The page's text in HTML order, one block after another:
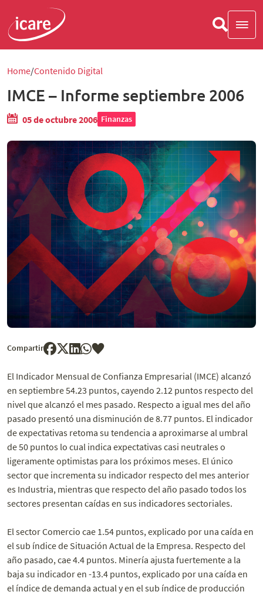
Home Contenido Digital
IMCE – Informe septiembre 2006
05 de octubre 2006 Finanzas
Compartir
El Indicador Mensual de Confianza Empresarial (IMCE) alcanzó
en septiembre 54.23 puntos, cayendo 2.12 puntos respecto del
nivel que alcanzó el mes pasado. Respecto a igual mes del año
pasado presentó una disminución de 8.77 puntos. El indicador
de expectativas retoma su tendencia a aproximarse al umbral
de 50 puntos lo cual indica expectativas casi neutrales o
ligeramente optimistas para los próximos meses. El único
sector que incrementa su indicador respecto del mes anterior
es Industria, mientras que respecto del año pasado todos los
sectores presentan caídas en sus indicadores sectoriales.
El sector Comercio cae 1.54 puntos, explicado por una caída en
el sub índice de Situación Actual de la Empresa. Respecto del
año pasado, cae 4.4 puntos. Minería ajusta fuertemente a la
baja su indicador en -13.4 puntos, explicado por una caída en
el índice de demanda actual y en el sub índice de producción